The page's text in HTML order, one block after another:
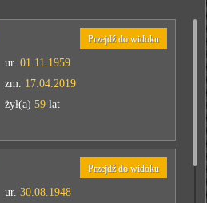
Przejdź do widoku
ur.01.11.1959
zm. 17.04.2019
żył(a)59 lat
Przejdź do widoku
ur.30.08.1948